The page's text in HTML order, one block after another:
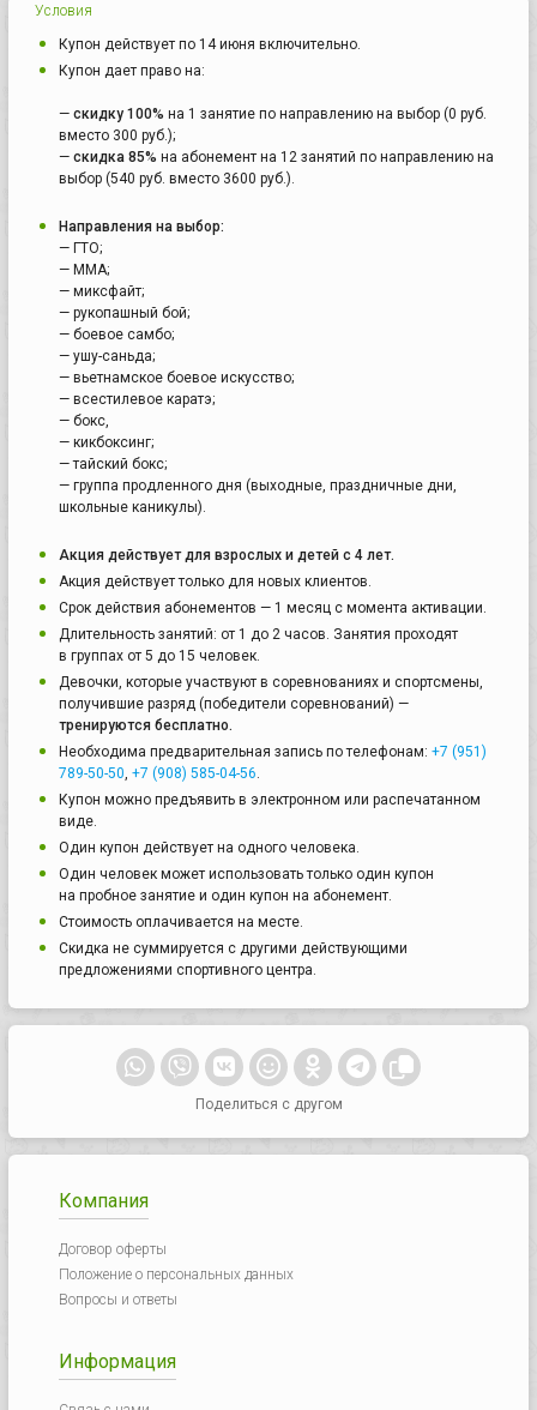
Условия
Купон действует по 14 июня включительно.
Купон дает право на:
— скидку 100% на 1 занятие по направлению на выбор (0 руб.
вместо 300 руб.);
— скидка 85% на абонемент на 12 занятий по направлению на
выбор (540 руб. вместо 3600 руб.).
Направления на выбор:
— ГТО;
— ММА;
— миксфайт;
— рукопашный бой;
— боевое самбо;
— ушу-саньда;
— вьетнамское боевое искусство;
— всестилевое каратэ;
— бокс,
— кикбоксинг;
— тайский бокс;
— группа продленного дня (выходные, праздничные дни,
школьные каникулы).
Акция действует для взрослых и детей с 4 лет.
Акция действует только для новых клиентов.
Срок действия абонементов — 1 месяц с момента активации.
Длительность занятий: от 1 до 2 часов. Занятия проходят
в группах от 5 до 15 человек.
Девочки, которые участвуют в соревнованиях и спортсмены,
получившие разряд (победители соревнований) —
тренируются бесплатно.
Необходима предварительная запись по телефонам: +7 (951)
789-50-50 +7 (908) 585-04-56
Купон можно предъявить в электронном или распечатанном
виде.
Один купон действует на одного человека.
Один человек может использовать только один купон
на пробное занятие и один купон на абонемент.
Стоимость оплачивается на месте.
Скидка не суммируется с другими действующими
предложениями спортивного центра.
Поделиться с другом
Компания
Договор оферты
Положение о персональных данных
Вопросы и ответы
Информация